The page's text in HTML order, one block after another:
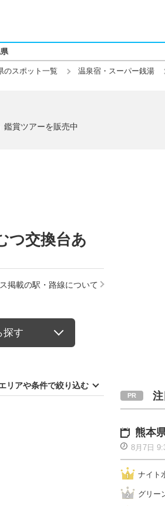
のスポット一覧 温泉宿・スーパー銭湯
鑑賞ツアーを販売中
つ交換台あ
掲載の駅・路線について
探す
リアや条件で絞り込む
熊本
8月7日
ナイト
グリー